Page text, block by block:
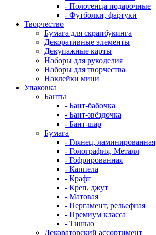
- Полотенца подарочные
- Футболки, фартуки
Творчество
Бумага для скрапбукинга
Декоративные элементы
Декупажные карты
Наборы для рукоделия
Наборы для творчества
Наклейки мини
Упаковка
Банты
- Бант-бабочка
- Бант-звёздочка
- Бант-шар
Бумага
- Глянец, ламинированная
- Голография, Металл
- Гофрированная
- Каппела
- Крафт
- Креп, джут
- Матовая
- Пергамент, рельефная
- Премиум класса
- Тишью
Декораторский ассортимент